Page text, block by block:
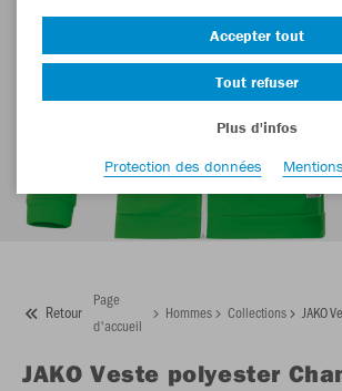
Retour
Page
d'accueil
Hommes Collections JAKO
JAKO Veste polyester
Accepter tout
Tout refuser
Plus d'infos
Protection des données